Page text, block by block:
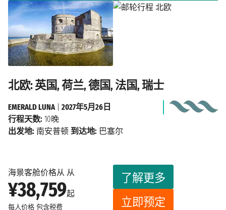
北欧: 英国, 荷兰, 德国, 法国, 瑞士
海景客舱价格从 从
¥38,759起
每人价格 包含税费
了解更多
立即预定
EMERALD LUNA| 2027年5月26日
行程天数: 10晚
出发地: 南安普顿 到达地: 巴塞尔